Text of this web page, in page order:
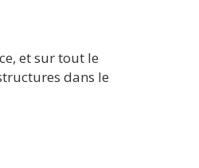
et sur tout le
dans le